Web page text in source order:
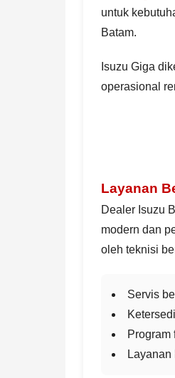
untuk
Batam.
Isuzu Giga
operasional
Layanan
Dealer Isuzu
modern dan
oleh teknisi
Servis
Program